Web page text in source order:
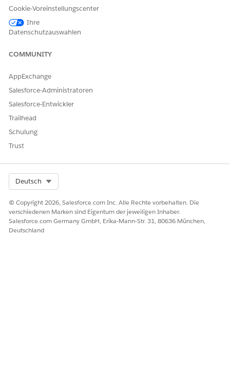
Geben Sie uns Feedback, damit wir uns verbessern können.
Cookie-Voreinstellungscenter
Ihre
Datenschutzauswahlen
COMMUNITY
AppExchange
Salesforce-Administratoren
Salesforce-Entwickler
Trailhead
Schulung
Trust
Deutsch
© Copyright 2026, Salesforce.com Inc. Alle Rechte vorbehalten. Die
verschiedenen Marken sind Eigentum der jeweiligen Inhaber.
Salesforce.com Germany GmbH, Erika-Mann-Str. 31, 80636 München,
Deutschland